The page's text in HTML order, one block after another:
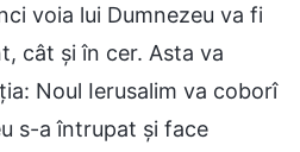
voia lui Dumnezeu va fi
cât şi în cer. Asta va
Noul Ierusalim va coborî
s-a întrupat şi face